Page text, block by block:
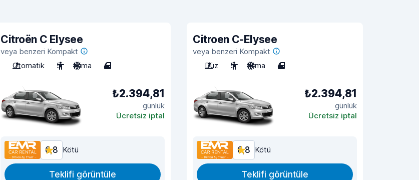
Citroën C Elysee
veya benzeri Kompakt
Otomatik
5 Klima 4
₺2.394,81
günlük
Ücretsiz iptal
6,8 Kötü
Teklifi görüntüle
Citroen C-Elysee
veya benzeri Kompakt
Düz
5 Klima 4
₺2.394,81
günlük
Ücretsiz iptal
6,8 Kötü
Teklifi görüntüle